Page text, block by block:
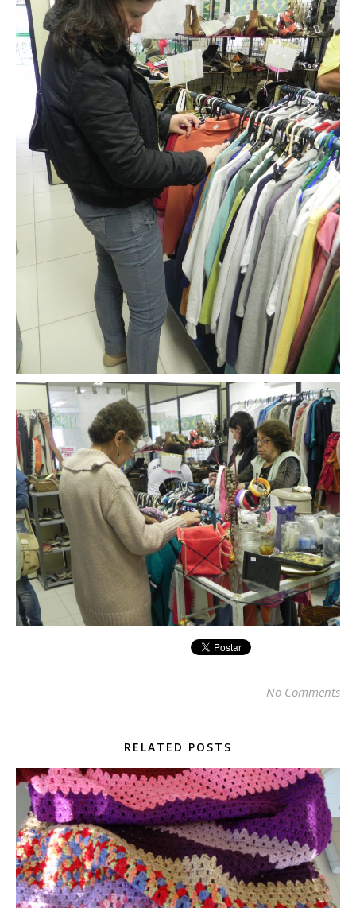
No Comments
RELATED POSTS